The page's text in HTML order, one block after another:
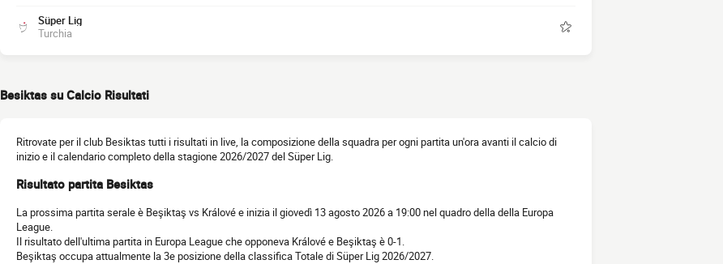
Süper Lig
Turchia
Besiktas su Calcio Risultati
Ritrovate per il club Besiktas tutti i risultati in live, la composizione della squadra per ogni partita un'ora avanti il calcio di
inizio e il calendario completo della stagione 2026/2027 del Süper Lig.
Risultato partita Besiktas
La prossima partita serale è Beşiktaş vs Králové e inizia il giovedì 13 agosto 2026 a 19:00 nel quadro della della Europa
League.
Il risultato dell'ultima partita in Europa League che opponeva Králové e Beşiktaş è 0-1.
Beşiktaş occupa attualmente la 3e posizione della classifica Totale di Süper Lig 2026/2027.